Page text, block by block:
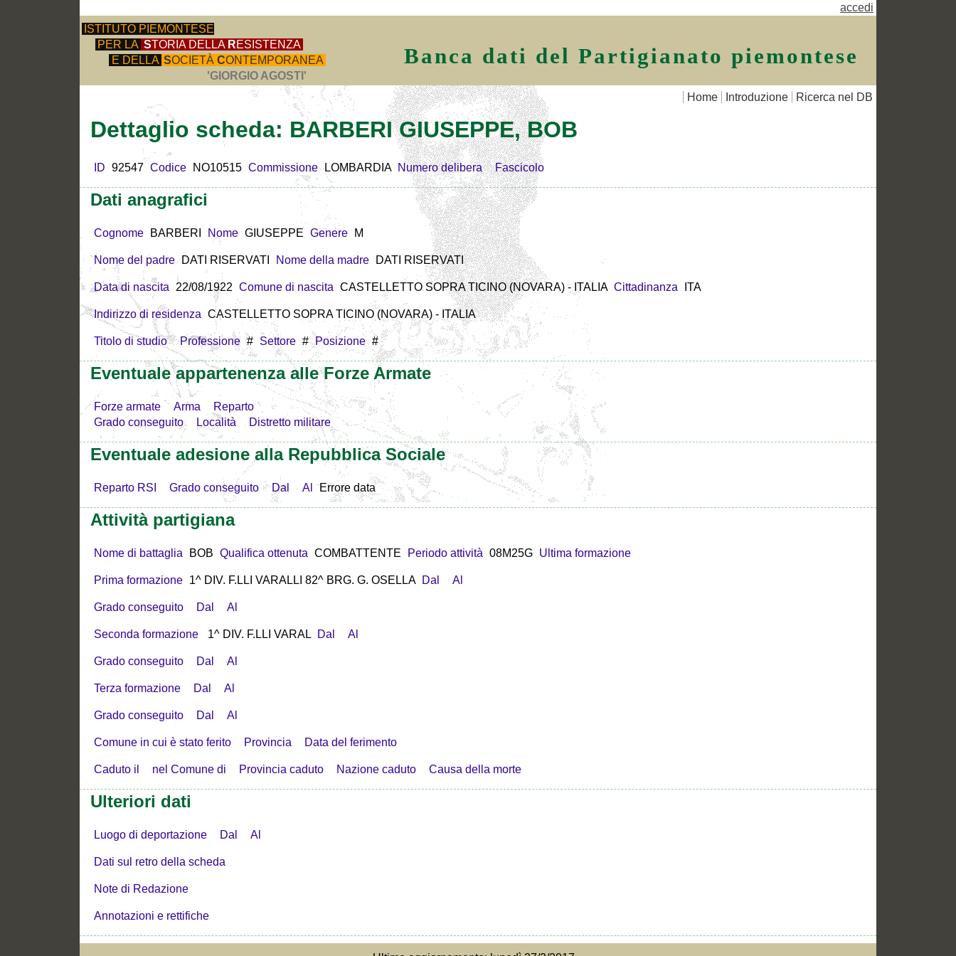
accedi
ISTITUTO PIEMONTESE
PER LA STORIA DELLA RESISTENZA
E DELLA SOCIETÀ CONTEMPORANEA
'GIORGIO AGOSTI'
Banca dati del Partigianato piemontese
Home Introduzione Ricerca nel DB
Dettaglio scheda: BARBERI GIUSEPPE, BOB
ID 92547 Codice NO10515 Commissione LOMBARDIA Numero delibera Fascicolo
Dati anagrafici
Cognome BARBERI Nome GIUSEPPE Genere M
Nome del padre DATI RISERVATI Nome della madre DATI RISERVATI
Data di nascita 22/08/1922 Comune di nascita CASTELLETTO SOPRA TICINO (NOVARA) - ITALIA Cittadinanza ITA
Indirizzo di residenza CASTELLETTO SOPRA TICINO (NOVARA) - ITALIA
Titolo di studio Professione # Settore # Posizione #
Eventuale appartenenza alle Forze Armate
Forze armate Arma
Reparto
Grado conseguito
Località Distretto militare
Eventuale adesione alla Repubblica Sociale
Reparto RSI Grado conseguito Dal Al Errore data
Attività partigiana
Nome di battaglia BOB Qualifica ottenuta COMBATTENTE Periodo attività 08M25G Ultima formazione
Prima formazione 1^ DIV. F.LLI VARALLI 82^ BRG. G. OSELLA Dal Al
Grado conseguito Dal Al
Seconda formazione 1^ DIV. F.LLI VARAL Dal Al
Grado conseguito Dal Al
Terza formazione Dal Al
Grado conseguito Dal Al
Comune in cui è stato ferito Provincia Data del ferimento
Caduto il nel Comune di Provincia caduto Nazione caduto Causa della morte
Ulteriori dati
Luogo di deportazione Dal Al
Dati sul retro della scheda
Note di Redazione
Annotazioni e rettifiche